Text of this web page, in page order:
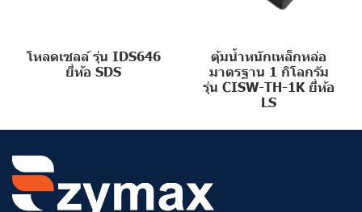
โหลดเซลล์ รุ่น IDS646
ยี่ห้อ SDS
ตุ้มน้ำหนักเหล็กหล่อ
มาตรฐาน 1 กิโลกรัม
รุ่น CISW-TH-1K ยี่ห้อ
LS